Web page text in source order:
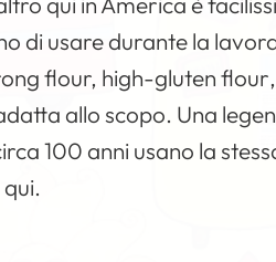
di usare durante la
flour, high-gluten flour
allo scopo. Una
100 anni usano la